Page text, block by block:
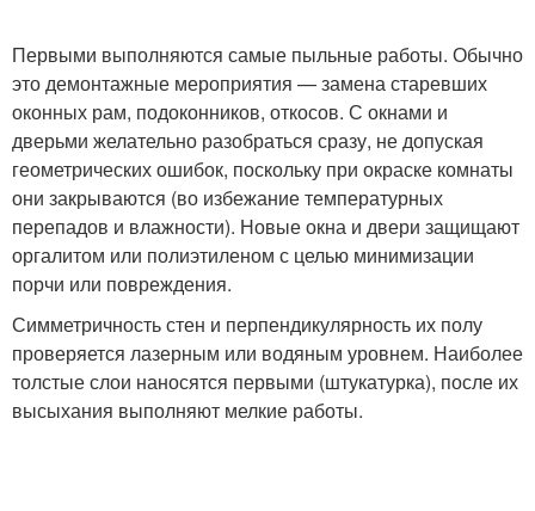
Первыми выполняются самые пыльные работы. Обычно
это демонтажные мероприятия — замена старевших
оконных рам, подоконников, откосов. С окнами и
дверьми желательно разобраться сразу, не допуская
геометрических ошибок, поскольку при окраске комнаты
они закрываются (во избежание температурных
перепадов и влажности). Новые окна и двери защищают
оргалитом или полиэтиленом с целью минимизации
порчи или повреждения.
Симметричность стен и перпендикулярность их полу
проверяется лазерным или водяным уровнем. Наиболее
толстые слои наносятся первыми (штукатурка), после их
высыхания выполняют мелкие работы.